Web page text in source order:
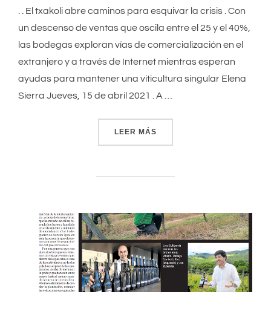
. . El txakoli abre caminos para esquivar la crisis . Con
un descenso de ventas que oscila entre el 25 y el 40%,
las bodegas exploran vías de comercialización en el
extranjero y a través de Internet mientras esperan
ayudas para mantener una viticultura singular Elena
Sierra Jueves, 15 de abril 2021 . A …
LEER MÁS